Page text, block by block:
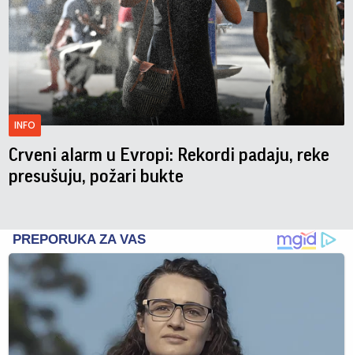
INFO
Crveni alarm u Evropi: Rekordi padaju, reke
presušuju, požari bukte